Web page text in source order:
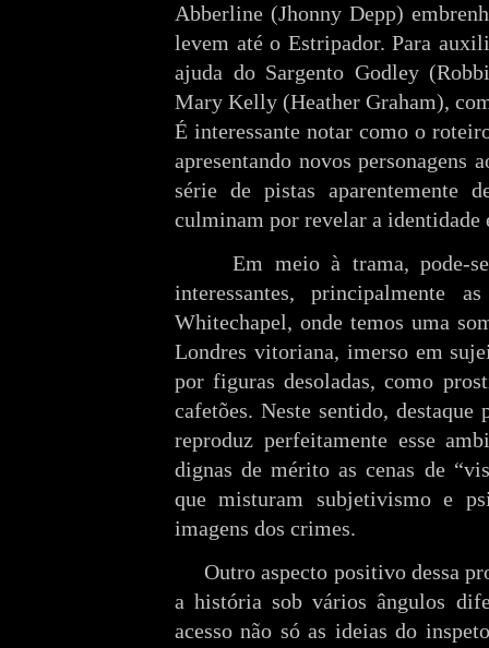
Abberline (Jhonny Depp)
levem até o Estripador. Para
ajuda do Sargento Godley
Mary Kelly (Heather Graham),
É interessante notar como o
apresentando novos personagens
série de pistas aparentemente
culminam por revelar a identidade
Em meio à trama, pode-
interessantes, principalmente
Whitechapel, onde temos uma
Londres vitoriana, imerso em
por figuras desoladas, como
cafetões. Neste sentido,
reproduz perfeitamente esse
dignas de mérito as cenas de
que misturam subjetivismo e
imagens dos crimes.
Outro aspecto positivo dessa
a história sob vários ângulos
acesso não só as ideias do